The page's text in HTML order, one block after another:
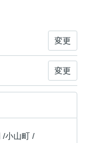
変更
変更
/小山町 /